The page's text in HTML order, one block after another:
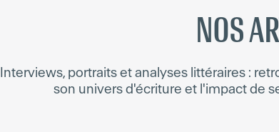
NOS
Interviews, portraits et analyses littéraires :
son univers d'écriture et l'impact de